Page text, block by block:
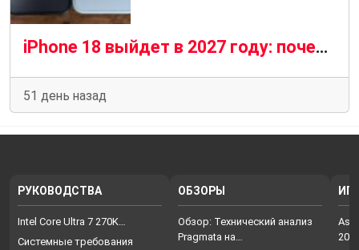
iPhone 18 выйдет в 2027 году: почему Apple изменила привычный график
51 день назад
РУКОВОДСТВА
Intel Core Ultra 7 270K…
Системные требования
ОБЗОРЫ
Обзор: Технический анализ
Pragmata на…